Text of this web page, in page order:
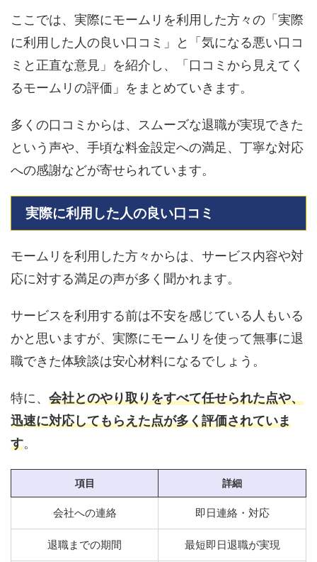
ここでは、実際にモームリを利用した方々の「実際
に利用した人の良い口コミ」と「気になる悪い口コ
ミと正直な意見」を紹介し、「口コミから見えてく
るモームリの評価」をまとめていきます。
多くの口コミからは、スムーズな退職が実現できた
という声や、手頃な料金設定への満足、丁寧な対応
への感謝などが寄せられています。
実際に利用した人の良い口コミ
モームリを利用した方々からは、サービス内容や対
応に対する満足の声が多く聞かれます。
サービスを利用する前は不安を感じている人もいる
かと思いますが、実際にモームリを使って無事に退
職できた体験談は安心材料になるでしょう。
特に、 会社とのやり取りをすべて任せられた点や、
迅速に対応してもらえた点が多く評価されていま
す。
項目 詳細
会社への連絡 即日連絡・対応
退職までの期間 最短即日退職が実現